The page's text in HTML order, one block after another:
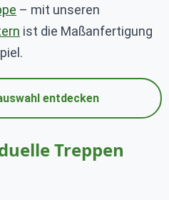
– mit unseren
ist die Maßanfertigung
entdecken
Treppen